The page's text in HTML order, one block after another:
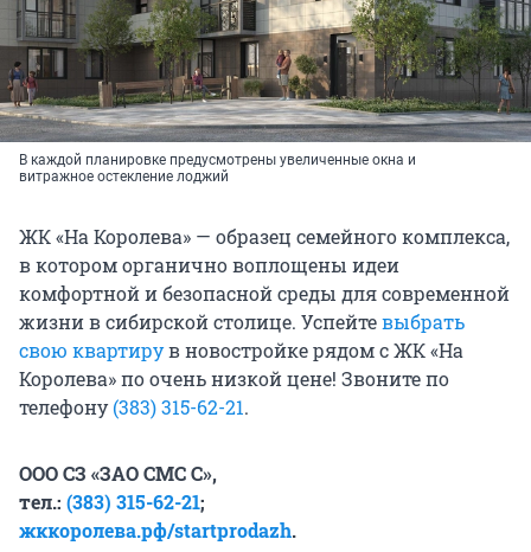
В каждой планировке предусмотрены увеличенные окна и
витражное остекление лоджий
ЖК «На Королева» — образец семейного комплекса,
в котором органично воплощены идеи
комфортной и безопасной среды для современной
жизни в сибирской столице. Успейтевыбрать
свою квартирув новостройке рядом с ЖК «На
Королева» по очень низкой цене! Звоните по
телефону (383) 315-62-21.
ООО СЗ «ЗАО СМС С»,
тел.: (383) 315-62-21;
жккоролева.рф/startprodazh.